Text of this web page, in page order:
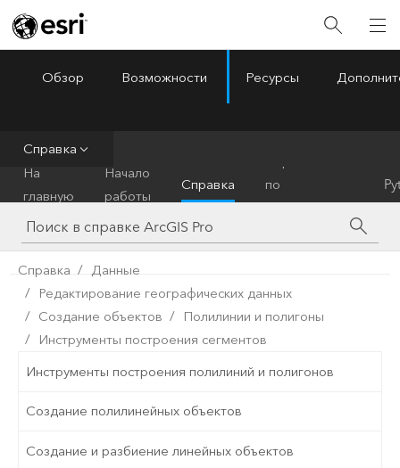
ArcGIS Pro
Обзор Возможности Ресурсы
Справка
На
главную
Начало
работы
Справка
по
инструментам
Справка
Данные
Редактирование географических данных
Создание объектов
Полилинии и полигоны
Инструменты построения сегментов
Инструменты построения полилиний и полигонов
Создание полилинейных объектов
Создание и разбиение линейных объектов